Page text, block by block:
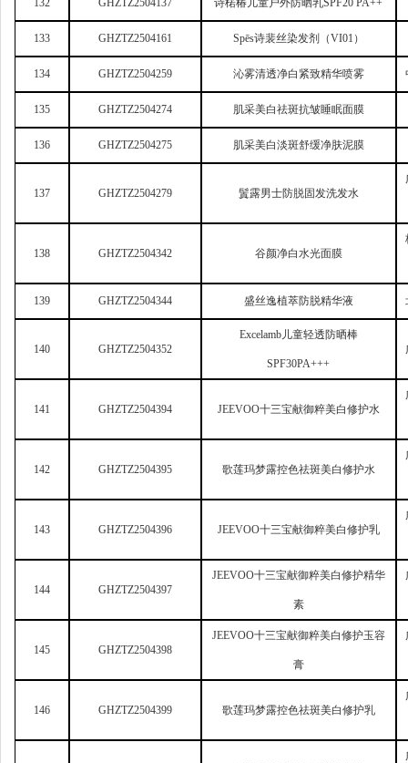
132 GHZTZ2504137 诗楉椿儿童户外防晒乳SPF20 PA++
133 GHZTZ2504161 Spēs诗裴丝染发剂（VI01）
134 GHZTZ2504259 沁雾清透净白紧致精华喷雾
135 GHZTZ2504274 肌采美白祛斑抗皱睡眠面膜
136 GHZTZ2504275 肌采美白淡斑舒缓净肤泥膜
137 GHZTZ2504279 鬒露男士防脱固发洗发水
138 GHZTZ2504342 谷颜净白水光面膜
139 GHZTZ2504344 盛丝逸植萃防脱精华液
140 GHZTZ2504352
Excelamb儿童轻透防晒棒
SPF30PA+++
141 GHZTZ2504394 JEEVOO十三宝献御粹美白修护水
142 GHZTZ2504395 歌莲玛梦露控色祛斑美白修护水
143 GHZTZ2504396 JEEVOO十三宝献御粹美白修护乳
144 GHZTZ2504397
JEEVOO十三宝献御粹美白修护精华
素
145 GHZTZ2504398
JEEVOO十三宝献御粹美白修护玉容
膏
146 GHZTZ2504399 歌莲玛梦露控色祛斑美白修护乳